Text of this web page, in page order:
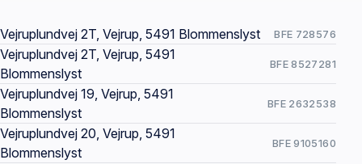
Offentlige ejendomssider
Vejruplundvej 2T, Vejrup, 5491 Blommenslyst BFE 728576
Vejruplundvej 2T, Vejrup, 5491
Blommenslyst
BFE 8527281
Vejruplundvej 19, Vejrup, 5491
Blommenslyst
BFE 2632538
Vejruplundvej 20, Vejrup, 5491
Blommenslyst
BFE 9105160